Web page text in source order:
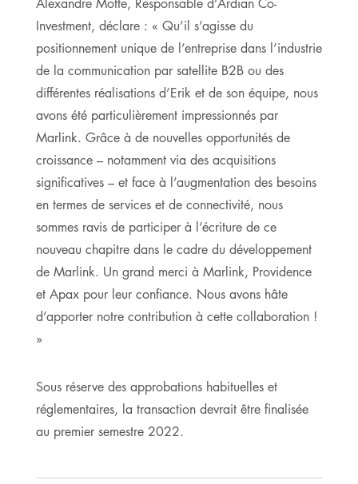
Investment, déclare : « Qu’il s’agisse du
positionnement unique de l’entreprise dans l’industrie
de la communication par satellite B2B ou des
différentes réalisations d’Erik et de son équipe, nous
avons été particulièrement impressionnés par
Marlink. Grâce à de nouvelles opportunités de
croissance – notamment via des acquisitions
significatives – et face à l’augmentation des besoins
en termes de services et de connectivité, nous
sommes ravis de participer à l’écriture de ce
nouveau chapitre dans le cadre du développement
de Marlink. Un grand merci à Marlink, Providence
et Apax pour leur confiance. Nous avons hâte
d’apporter notre contribution à cette collaboration !
»
Sous réserve des approbations habituelles et
réglementaires, la transaction devrait être finalisée
au premier semestre 2022.